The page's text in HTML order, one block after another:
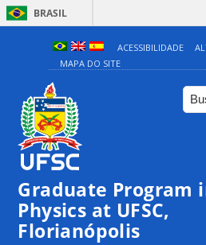
BRASIL
ACESSIBILIDADE
MAPA DO SITE
Graduate Program
Physics at UFSC,
Florianópolis